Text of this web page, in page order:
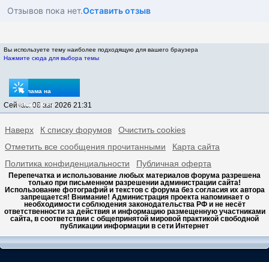
Отзывов пока нет.Оставить отзыв
Вы используете тему наиболее подходящую для вашего браузера
Нажмите сюда для выбора темы
Реклама на
sptovarov.ru
Сейчас: 08 авг 2026 21:31
Наверх К списку форумов
Очистить cookies
Отметить все сообщения прочитанными
Карта сайта
Политика конфиденциальности
Публичная оферта